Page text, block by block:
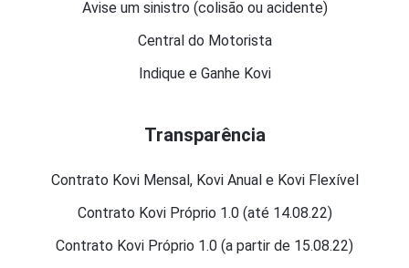
Avise um sinistro (colisão ou acidente)
Central do Motorista
Indique e Ganhe Kovi
Transparência
Contrato Kovi Mensal, Kovi Anual e Kovi Flexível
Contrato Kovi Próprio 1.0 (até 14.08.22)
Contrato Kovi Próprio 1.0 (a partir de 15.08.22)